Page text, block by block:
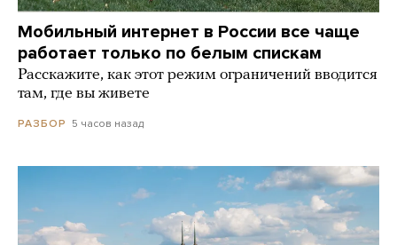
Мобильный интернет в России все чаще
работает только по белым спискам
Расскажите, как этот режим ограничений вводится
там, где вы живете
РАЗБОР 5 часов назад